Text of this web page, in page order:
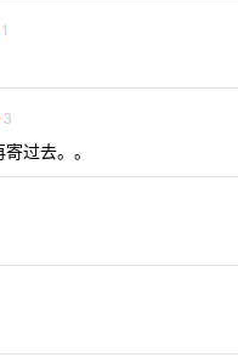
1
3
过去。。